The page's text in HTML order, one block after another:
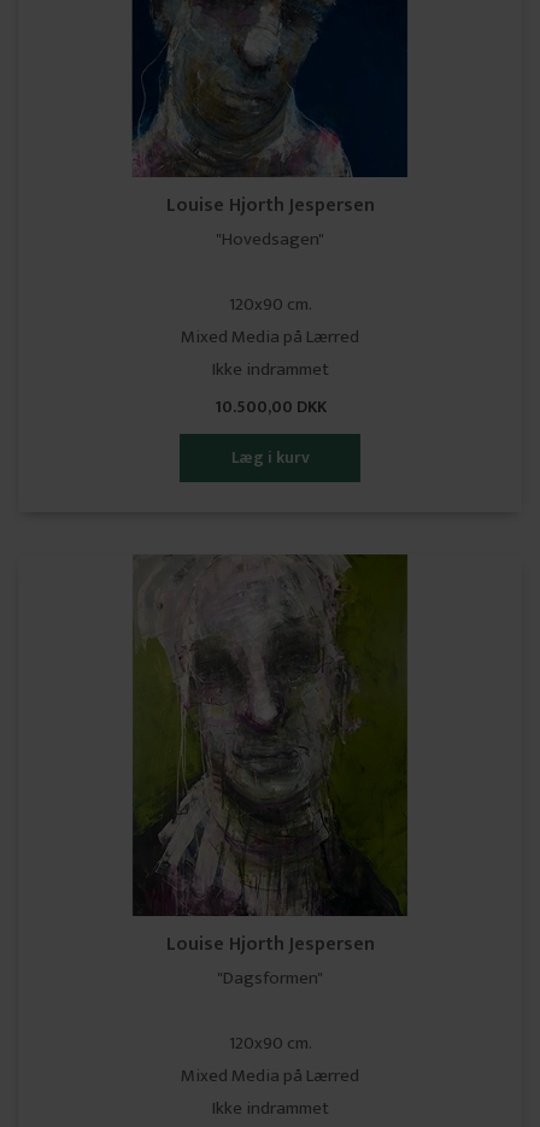
Louise Hjorth Jespersen
"Hovedsagen"
120x90 cm.
Mixed Media på Lærred
Ikke indrammet
10.500,00 DKK
Louise Hjorth Jespersen
"Dagsformen"
120x90 cm.
Mixed Media på Lærred
Ikke indrammet